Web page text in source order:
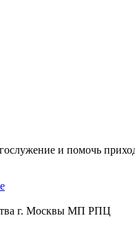
и помочь
г. Москвы МП РПЦ